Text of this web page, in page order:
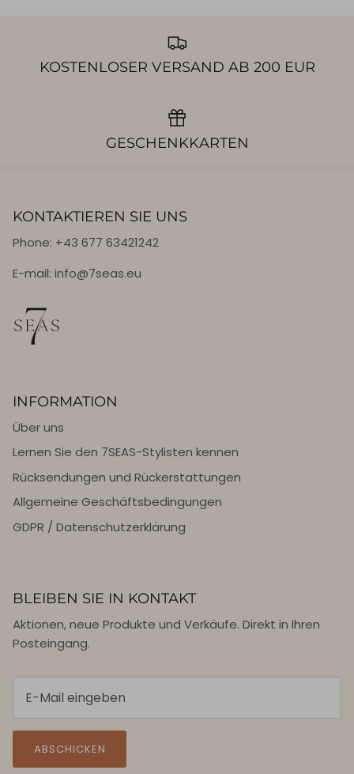
KOSTENLOSER VERSAND AB 200 EUR
GESCHENKKARTEN
KONTAKTIEREN SIE UNS
Phone: +43 677 63421242
E-mail: info@7seas.eu
INFORMATION
Über uns
Lernen Sie den 7SEAS-Stylisten kennen
Rücksendungen und Rückerstattungen
Allgemeine Geschäftsbedingungen
GDPR / Datenschutzerklärung
BLEIBEN SIE IN KONTAKT
Aktionen, neue Produkte und Verkäufe. Direkt in Ihren
Posteingang.
ABSCHICKEN